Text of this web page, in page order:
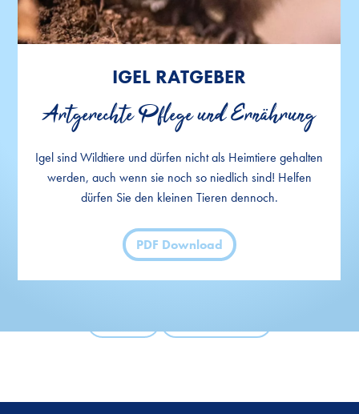
IGEL RATGEBER
Artgerechte Pflege und Ernährung
Igel sind Wildtiere und dürfen nicht als Heimtiere gehalten
werden, auch wenn sie noch so niedlich sind! Helfen
dürfen Sie den kleinen Tieren dennoch.
PDF Download
IGEL RATGEBER
Artgerechte Pflege und Ernährung
Igel sind Wildtiere und dürfen nicht als Heimtiere gehalten
werden, auch wenn sie noch so niedlich sind! Helfen
dürfen Sie den kleinen Tieren dennoch.
PDF Download
IGEL RATGEBER
Artgerechte Pflege und Ernährung
Igel sind Wildtiere und dürfen nicht als Heimtiere gehalten
werden, auch wenn sie noch so niedlich sind! Helfen
dürfen Sie den kleinen Tieren dennoch.
PDF Download